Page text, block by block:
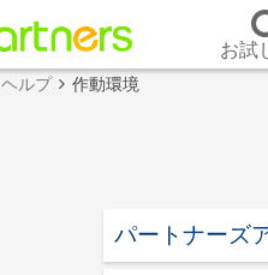
お試
ヘルプ 作動環境
パートナーズ